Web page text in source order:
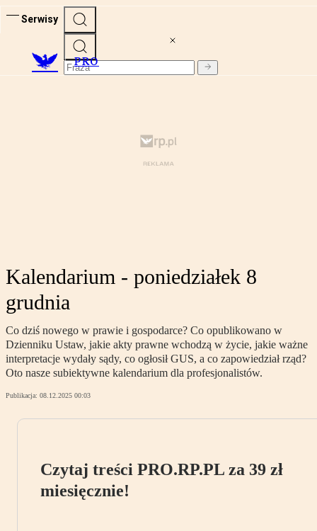
Serwisy
PRO
Kalendarium - poniedziałek 8
grudnia
Co dziś nowego w prawie i gospodarce? Co opublikowano w
Dzienniku Ustaw, jakie akty prawne wchodzą w życie, jakie ważne
interpretacje wydały sądy, co ogłosił GUS, a co zapowiedział rząd?
Oto nasze subiektywne kalendarium dla profesjonalistów.
Publikacja: 08.12.2025 00:03
Czytaj treści PRO.RP.PL za 39 zł
miesięcznie!